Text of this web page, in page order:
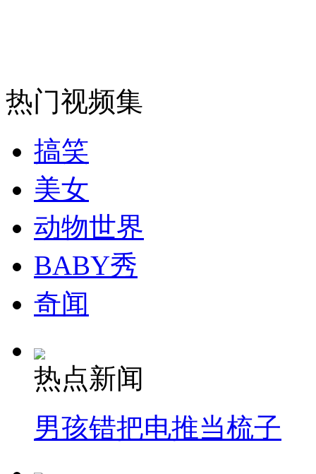
消防员救轻生者
纽约上演“枕头大战”
司机酒驾遇交警 急速倒车逃窜
热门视频集
搞笑
美女
动物世界
BABY秀
奇闻
热点新闻
男孩错把电推当梳子